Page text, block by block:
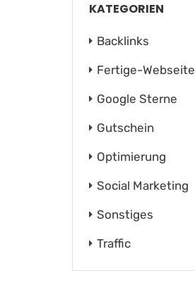
KATEGORIEN
Backlinks
Fertige-Webseite
Google Sterne
Gutschein
Optimierung
Social Marketing
Sonstiges
Traffic